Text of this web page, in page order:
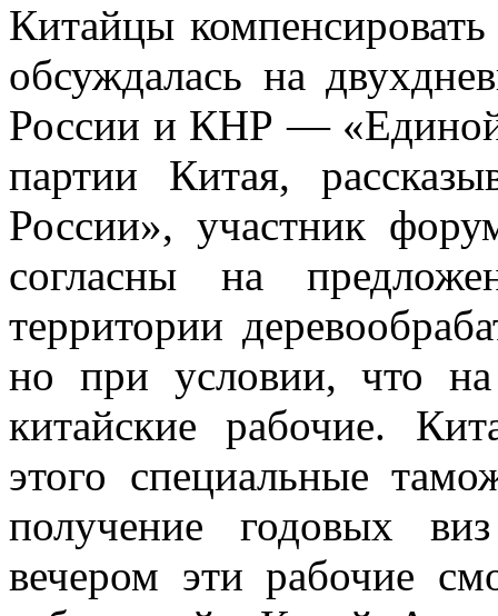
Китайцы
обсуждалась на
России и КНР —
партии Китая,
России», участник
согласны на
территории
но при условии, что на
китайские рабочие.
этого специальные
получение годовых
вечером эти рабочие